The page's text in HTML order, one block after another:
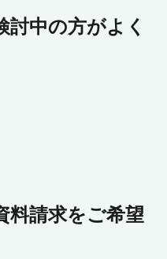
討中の方がよく
料請求をご希望